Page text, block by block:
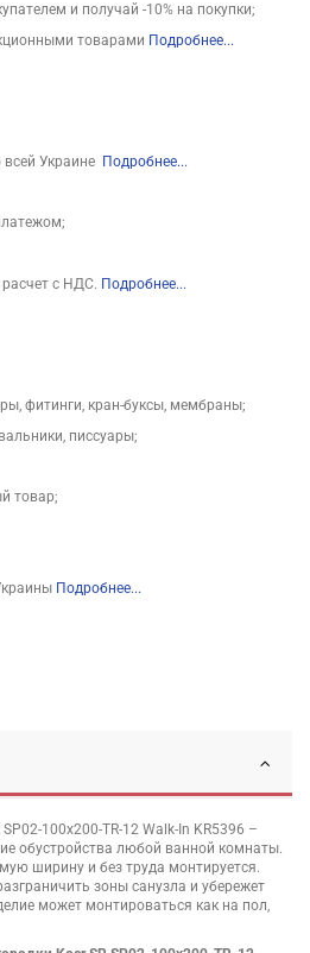
и получай -10% на покупки;
товарами Подробнее...
Украине Подробнее...
с НДС. Подробнее...
фитинги, кран-буксы, мембраны;
писсуары;
товар;
Подробнее...
100x200-TR-12 Walk-In KR5396 –
обустройства любой ванной комнаты.
ширину и без труда монтируется.
зоны санузла и убережет
может монтироваться как на пол,